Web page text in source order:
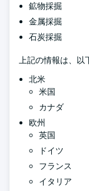
鉱物採掘
金属採掘
石炭採掘
上記の情報は、以
北米
米国
カナダ
欧州
英国
ドイツ
フランス
イタリア